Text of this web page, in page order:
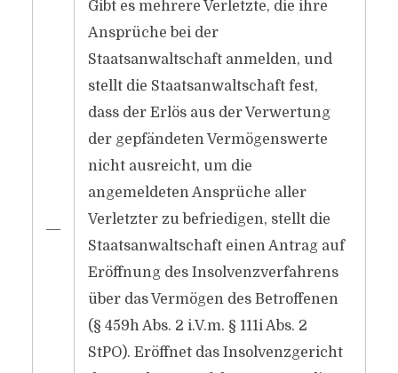
―
Gibt es mehrere Verletzte, die ihre
Ansprüche bei der
Staatsanwaltschaft anmelden, und
stellt die Staatsanwaltschaft fest,
dass der Erlös aus der Verwertung
der gepfändeten Vermögenswerte
nicht ausreicht, um die
angemeldeten Ansprüche aller
Verletzter zu befriedigen, stellt die
Staatsanwaltschaft einen Antrag auf
Eröffnung des Insolvenzverfahrens
über das Vermögen des Betroffenen
(§ 459h Abs. 2 i.V.m. § 111i Abs. 2
StPO). Eröffnet das Insolvenzgericht